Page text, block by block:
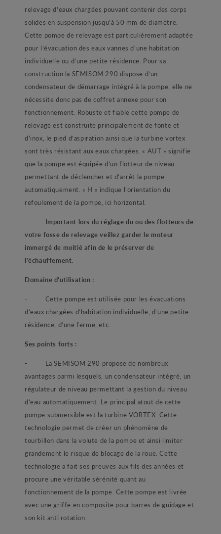
relevage d’eaux chargées pouvant contenir des corps
solides en suspension jusqu’à 50 mm de diamètre.
Cette pompe de relevage est particulièrement adaptée
pour l’évacuation des eaux vannes d’une habitation
individuelle ou d’une petite résidence. Pour sa
construction la SEMISOM 290 dispose d’un
condensateur de démarrage intégré à la pompe, elle ne
nécessite donc pas de coffret annexe pour son
fonctionnement. Robuste et fiable cette pompe de
relevage est construite principalement de fonte et
d’inox, le pied d’aspiration ainsi que la turbine vortex
sont très résistant aux eaux chargées. « AUT » signifie
que la pompe est équipée d’un flotteur de niveau
permettant de déclencher et d’arrêt la pompe
automatiquement. « H » indique l’orientation du
refoulement de la pompe, ici horizontal.
-
Important lors du réglage du ou des flotteurs de
votre fosse de relevage veillez garder le moteur
immergé de moitié afin de le préserver de
l’échauffement.
Domaine d’utilisation :
-
Cette pompe est utilisée pour les évacuations
d’eaux chargées d’habitation individuelle, d’une petite
résidence, d’une ferme, etc.
Ses points forts :
-
La SEMISOM 290 propose de nombreux
avantages parmi lesquels, un condensateur intégré, un
régulateur de niveau permettant la gestion du niveau
d’eau automatiquement. Le principal atout de cette
pompe submersible est la turbine VORTEX. Cette
technologie permet de créer un phénomène de
tourbillon dans la volute de la pompe et ainsi limiter
grandement le risque de blocage de la roue. Cette
technologie a fait ses preuves aux fils des années et
procure une véritable sérénité quant au
fonctionnement de la pompe. Cette pompe est livrée
avec une griffe en composite pour barres de guidage et
son kit anti rotation.